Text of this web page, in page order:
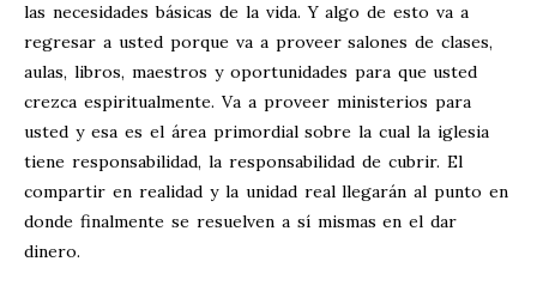
las necesidades básicas de la vida. Y algo de esto va a
regresar a usted porque va a proveer salones de clases,
aulas, libros, maestros y oportunidades para que usted
crezca espiritualmente. Va a proveer ministerios para
usted y esa es el área primordial sobre la cual la iglesia
tiene responsabilidad, la responsabilidad de cubrir. El
compartir en realidad y la unidad real llegarán al punto en
donde finalmente se resuelven a sí mismas en el dar
dinero.